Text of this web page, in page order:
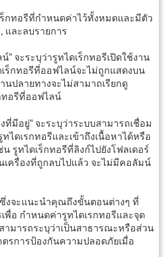
ร็กทอรีที่กำหนดค่าไว้ทั้งหมดและมีตัว
และลบรายการ
” จะระบุว่ารูทไดเร็กทอรีเปิดใช้งาน
ร็กทอรีที่ออฟไลน์จะไม่ถูกแสดงบน
นปลายทางจะไม่สามาถเรียกดู
ทอรีที่ออฟไลน์
ที่มีอยู่” จะระบุว่าระบบสามารถเชื่อม
ไดเรกทอรีและเข้าถึงเนื้อหาได้หรือ
น รูทไดเร็กทอรีที่ลิงก์ไปยังโฟลเดอร์
เครื่องที่ถูกลบไปแล้ว จะไม่มีคอลัมน์
งจะแนะนำคุณถึงขั้นตอนต่างๆ ที่
พื่อ กำหนดค่ารูทไดเรกทอรีและจุด
ามารถระบุว่าเป็นสาธารณะหรือส่วน
รการป้องกันความปลอดภัยเมื่อ